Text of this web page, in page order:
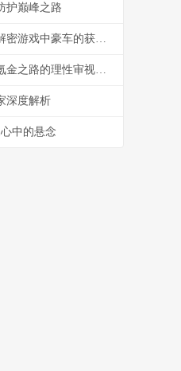
护巅峰之路
和平精英怎么能领取特斯拉，解密游戏中豪车的获取之道，副标题，资深玩家教你轻松拥有梦幻座驾
和平精英抽新皮肤成本揭秘，氪金之路的理性审视副标题：概率与预算的双重博弈
深度解析
中的悬念